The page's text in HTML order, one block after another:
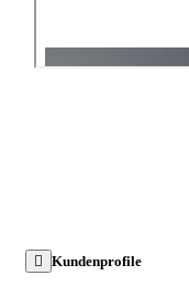
Kundenprofile